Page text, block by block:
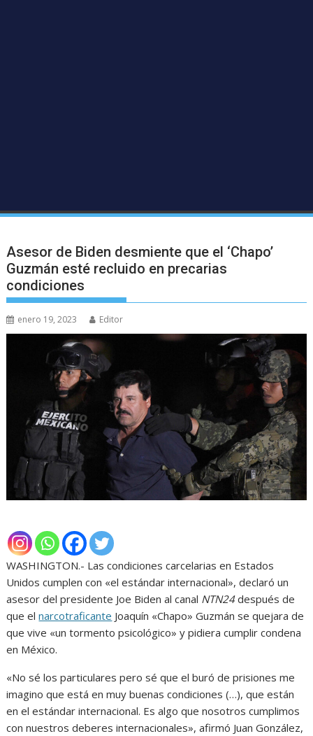
Asesor de Biden desmiente que el ‘Chapo’
Guzmán esté recluido en precarias
condiciones
enero 19, 2023 Editor
WASHINGTON.- Las condiciones carcelarias en Estados
Unidos cumplen con «el estándar internacional», declaró un
asesor del presidente Joe Biden al canal NTN24después de
que elnarcotraficante Joaquín «Chapo» Guzmán se quejara de
que vive «un tormento psicológico» y pidiera cumplir condena
en México.
«No sé los particulares pero sé que el buró de prisiones me
imagino que está en muy buenas condiciones (…), que están
en el estándar internacional. Es algo que nosotros cumplimos
con nuestros deberes internacionales», afirmó Juan González,